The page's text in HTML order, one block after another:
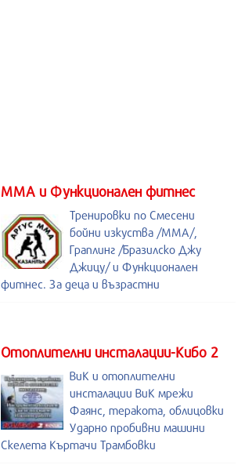
ММА и Функционален фитнес
Тренировки по Смесени
бойни изкуства /MMA/,
Граплинг /Бразилско Джу
Джицу/ и Функционален
фитнес. За деца и възрастни
Отоплителни инсталации-Кибо 2
ВиК и отоплителни
инсталации ВиК мрежи
Фаянс, теракота, облицовки
Ударно пробивни машини
Скелета Къртачи Трамбовки